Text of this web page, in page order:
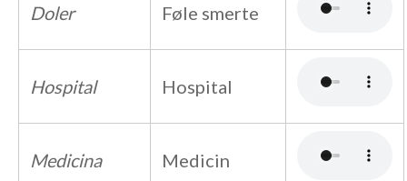
Doler Føle smerte
Hospital Hospital
Medicina Medicin